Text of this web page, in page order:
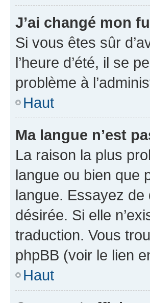
J’ai changé mon
Si vous êtes sûr
l’heure d’été, il se
problème à
Haut
Ma langue n’est
La raison la plus
langue ou bien que
langue. Essayez de
désirée. Si elle
traduction. Vous
phpBB (voir le lien
Haut